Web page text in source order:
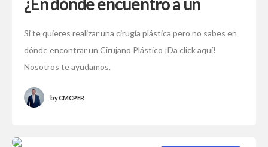
Si te quieres realizar una cirugía plástica pero no sabes en
dónde encontrar un Cirujano Plástico ¡Da click aquí!
Nosotros te ayudamos.
byCMCPER